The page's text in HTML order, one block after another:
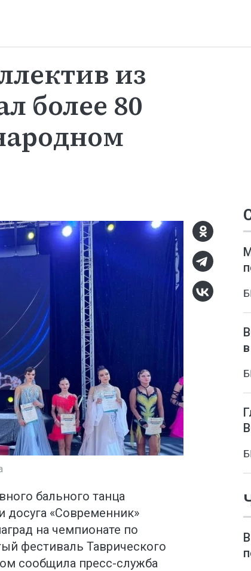
из
более 80
бального танца
досуга «Современник»
на чемпионате по
фестиваль Таврического
сообщила пресс-служба